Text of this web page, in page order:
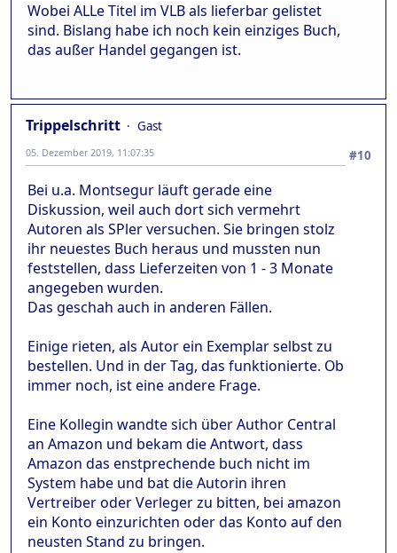
Wobei ALLe Titel im VLB als lieferbar gelistet
sind. Bislang habe ich noch kein einziges Buch,
das außer Handel gegangen ist.
Trippelschritt
Gast
#10
05. Dezember 2019, 11:07:35
Bei u.a. Montsegur läuft gerade eine
Diskussion, weil auch dort sich vermehrt
Autoren als SPler versuchen. Sie bringen stolz
ihr neuestes Buch heraus und mussten nun
feststellen, dass Lieferzeiten von 1 - 3 Monate
angegeben wurden.
Das geschah auch in anderen Fällen.
Einige rieten, als Autor ein Exemplar selbst zu
bestellen. Und in der Tag, das funktionierte. Ob
immer noch, ist eine andere Frage.
Eine Kollegin wandte sich über Author Central
an Amazon und bekam die Antwort, dass
Amazon das enstprechende buch nicht im
System habe und bat die Autorin ihren
Vertreiber oder Verleger zu bitten, bei amazon
ein Konto einzurichten oder das Konto auf den
neusten Stand zu bringen.